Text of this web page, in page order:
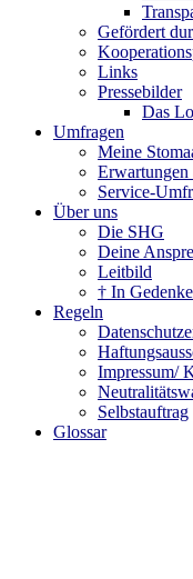
Gefördert
Links
Pressebilder
Das
Umfragen
Meine
Erwartungen
Service-
Über uns
Die SHG
Deine
Leitbild
† In
Regeln
Impressum/
Selbstauftrag
Glossar